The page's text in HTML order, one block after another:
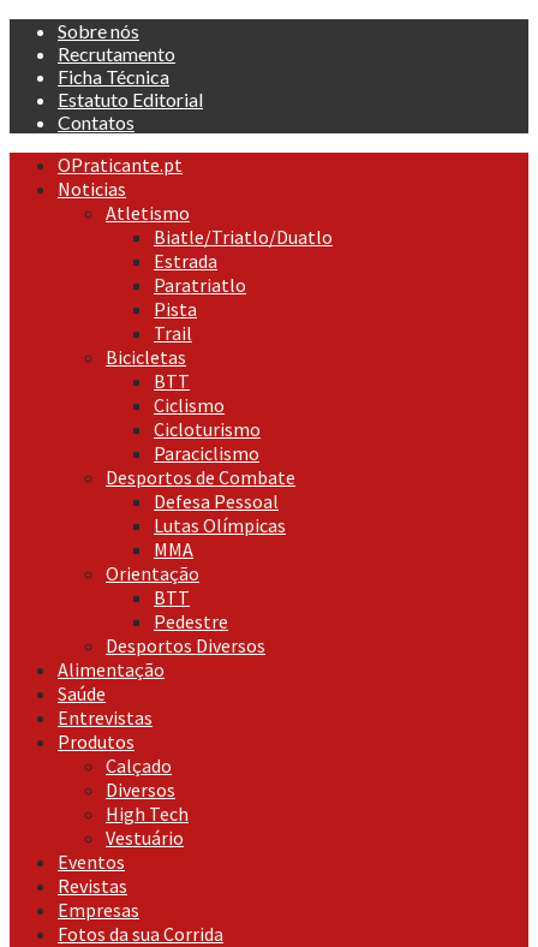
Skip
content
Sobre nós
Recrutamento
Ficha Técnica
Estatuto Editorial
Contatos
Primary
Menu
OPraticante.pt
Noticias
Atletismo
Biatle/Triatlo/Duatlo
Estrada
Paratriatlo
Pista
Trail
Bicicletas
BTT
Ciclismo
Cicloturismo
Paraciclismo
Desportos de Combate
Defesa Pessoal
Lutas Olímpicas
MMA
Orientação
BTT
Pedestre
Desportos Diversos
Alimentação
Saúde
Entrevistas
Produtos
Calçado
Diversos
High Tech
Vestuário
Eventos
Revistas
Empresas
Fotos da sua Corrida